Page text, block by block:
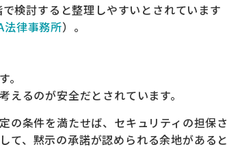
検討すると整理しやすいとされています
法律事務所）。
るのが安全だとされています。
の条件を満たせば、セキュリティの担保
て、黙示の承諾が認められる余地がある